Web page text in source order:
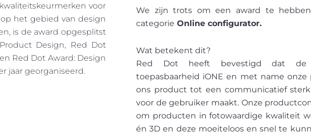
voor
het gebied van design
is de award opgesplitst
Design, Red Dot
Red Dot Award: Design
jaar georganiseerd.
We zijn trots om een award te
categorie Online configurator.
Wat betekent dit?
Red Dot heeft bevestigd dat de
toepasbaarheid iONE en met name
ons product tot een communicatief
voor de gebruiker maakt. Onze
om producten in fotowaardige kwaliteit
én 3D en deze moeiteloos en snel te